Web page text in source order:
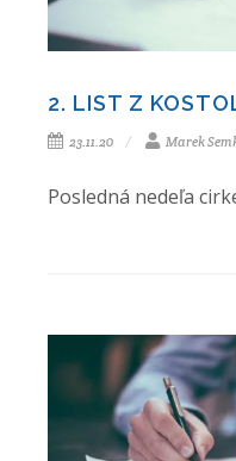
2. LIST Z
23.11.20 Marek
Posledná nedeľa